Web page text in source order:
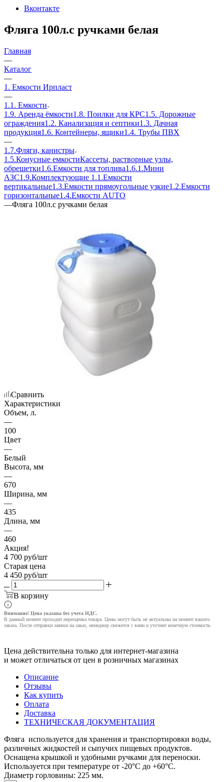
Вконтакте
Фляга 100л.с ручками белая
Главная
—
Каталог
—
1. Емкости Ирпласт
—
1.1. Емкости
1.9. Аренда ёмкости1.8. Поилки для КРС1.5. Дорожные
ограждения1.2. Канализация и септики1.3. Дачная
продукция1.6. Контейнеры, ящики1.4. Трубы ПВХ
—
1.7.Фляги, канистры
1.5.Конусные емкостиКассеты, растворные узлы,
обрешетки1.6.Емкости для топлива1.6.1.Мини
АЗС1.9.Комплектующие 1.1.Емкости
вертикальные1.3.Емкости прямоугольные узкие1.2.Емкости
горизонтальные1.4.Емкости АUТО
—Фляга 100л.с ручками белая
Сравнить
Характеристики
Объем, л.
—
100
Цвет
—
Белый
Высота, мм
—
670
Ширина, мм
—
435
Длина, мм
—
460
Акция!
4 700 руб/шт
Старая цена
4 450 руб/шт
В корзину
Внимание! Цена указана без учета НДС.
В данный момент проходит переоценка товара. Цены могут быть не актуальны на момент вашего
заказа. После отправки заявки на заказ, менеджер свяжется с вами и уточнит конечную стоимость.
Цена действительна только для интернет-магазина
и может отличаться от цен в розничных магазинах
Описание
Отзывы
Как купить
Оплата
Доставка
ТЕХНИЧЕСКАЯ ДОКУМЕНТАЦИЯ
Фляга используется для хранения и транспортировки воды,
различных жидкостей и сыпучих пищевых продуктов.
Оснащена крышкой и удобными ручками для переноски.
Используется при температуре от -20°C до +60°C.
Диаметр горловины: 225 мм.